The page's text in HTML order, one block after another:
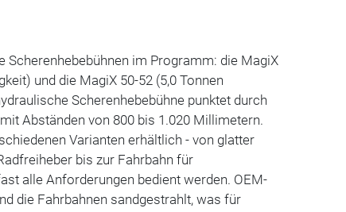
Scherenhebebühnen im Programm: die MagiX
und die MagiX 50-52 (5,0 Tonnen
Scherenhebebühne punktet durch
Abständen von 800 bis 1.020 Millimetern.
Varianten erhältlich - von glatter
bis zur Fahrbahn für
alle Anforderungen bedient werden. OEM-
die Fahrbahnen sandgestrahlt, was für